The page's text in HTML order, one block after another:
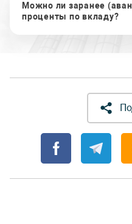
Можно ли заранее
проценты по вкладу?